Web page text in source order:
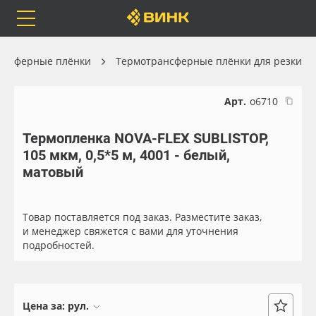
Каталог
Orafol
Бренды
Доставка
Весь каталог
Рулонные материалы
Самоклеящиеся плёнки
Листовые материалы
плёнки Термотрансферные плёнки для резки
Арт. о6710
Термопленка NOVA-FLEX SUBLISTOP,
105 мкм, 0,5*5 м, 4001 - белый,
матовый
Товар поставляется под заказ. Разместите заказ,
и менеджер свяжется с вами для уточнения
подробностей.
Цена за: рул.